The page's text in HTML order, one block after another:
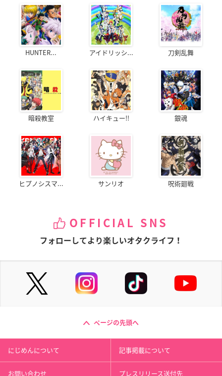
HUNTER... アイドリッシ... 刀剣乱舞
暗殺教室 ハイキュー!! 銀魂
ヒプノシスマ... サンリオ 呪術廻戦
OFFICIAL SNS
フォローしてより楽しいオタクライフ！
ページの先頭へ
にじめんについて 記事掲載について
お問い合わせ プレスリリース送付先